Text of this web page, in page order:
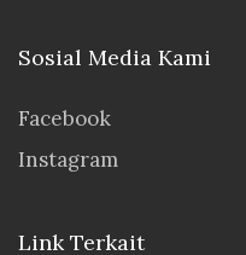
Sosial Media Kami
Facebook
Instagram
Link Terkait